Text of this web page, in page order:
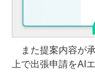
また提案内容が承
上で出張申請をAI